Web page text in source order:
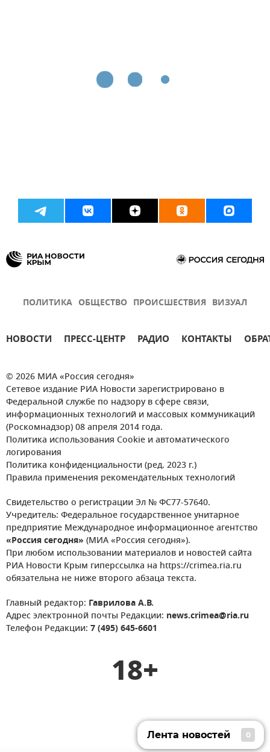
ПОЛИТИКА ОБЩЕСТВО ПРОИСШЕСТВИЯ ВИЗУАЛ
НОВОСТИ ПРЕСС-ЦЕНТР РАДИО КОНТАКТЫ
© 2026 МИА «Россия сегодня»
Сетевое издание РИА Новости зарегистрировано в
Федеральной службе по надзору в сфере связи,
информационных технологий и массовых коммуникаций
(Роскомнадзор) 08 апреля 2014 года.
Политика использования Cookie и автоматического
логирования
Политика конфиденциальности (ред. 2023 г.)
Правила применения рекомендательных технологий
Свидетельство о регистрации Эл № ФС77-57640.
Учредитель: Федеральное государственное унитарное
предприятие Международное информационное агентство
«Россия сегодня» (МИА «Россия сегодня»).
При любом использовании материалов и новостей сайта
РИА Новости Крым гиперссылка на https://crimea.ria.ru
обязательна не ниже второго абзаца текста.
Главный редактор: Гаврилова А.В.
Адрес электронной почты Редакции: news.crimea@ria.ru
Телефон Редакции: 7 (495) 645-6601
18+
Лента новостей 0